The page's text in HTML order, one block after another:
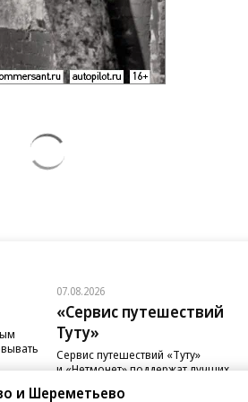
07.08.2026
«Сервис путешествий
Туту»
Сервис путешествий «Туту»
и «Нетмонет» поддержат лучших
и Шереметьево